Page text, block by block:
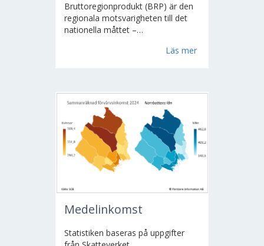
Bruttoregionprodukt (BRP) är den
regionala motsvarigheten till det
nationella måttet –
är det samlade värdet av allaLäs mer
Medelinkomst
Statistiken baseras på uppgifter